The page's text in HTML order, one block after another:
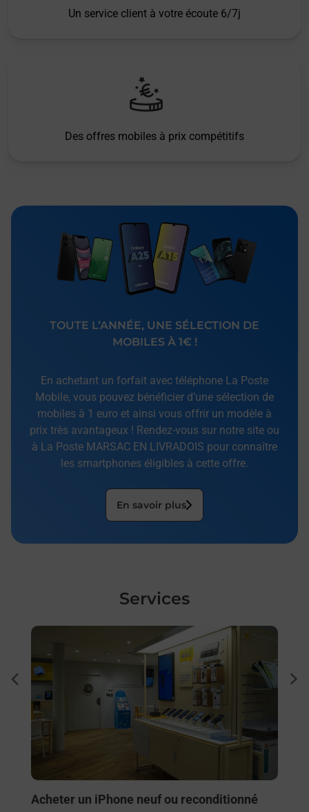
Un service client à votre écoute 6/7j
Des offres mobiles à prix compétitifs
TOUTE L’ANNÉE, UNE SÉLECTION DE
MOBILES À 1€ !
En achetant un forfait avec téléphone La Poste
Mobile, vous pouvez bénéficier d’une sélection de
mobiles à 1 euro et ainsi vous offrir un modèle à
prix très avantageux ! Rendez-vous sur notre site ou
à La Poste MARSAC EN LIVRADOIS pour connaître
les smartphones éligibles à cette offre.
En savoir plus
Services
En savoir plus
Acheter un iPhone neuf ou reconditionné